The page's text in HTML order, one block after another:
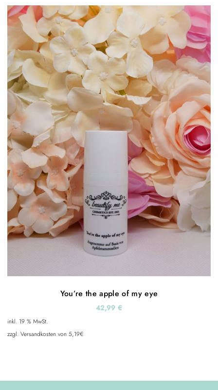
You’re the apple of my eye
42,99 €
inkl. 19 % MwSt.
zzgl. Versandkosten von 5,19€